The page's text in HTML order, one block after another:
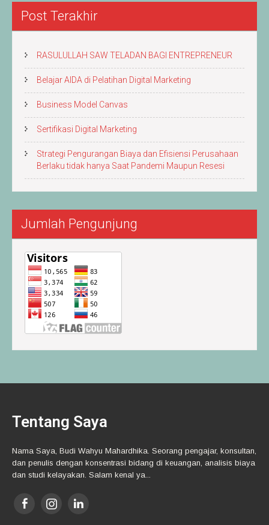
Post Terakhir
RASULULLAH SAW TELADAN BAGI ENTREPRENEUR
Belajar AIDA di Pelatihan Digital Marketing
Business Model Canvas
Sertifikasi Digital Marketing
Strategi Pengurangan Biaya dan Efisiensi Perusahaan
Berlaku tidak hanya Saat Pandemi Maupun Resesi
Jumlah Pengunjung
Tentang Saya
Nama Saya, Budi Wahyu Mahardhika. Seorang pengajar, konsultan,
dan penulis dengan konsentrasi bidang di keuangan, analisis biaya
dan studi kelayakan. Salam kenal ya...